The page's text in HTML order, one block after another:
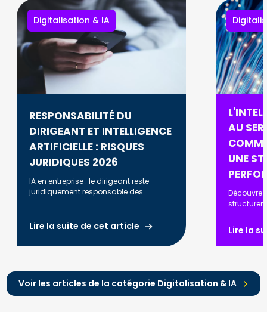
Digitalisation & IA
RESPONSABILITÉ DU
DIRIGEANT ET INTELLIGENCE
ARTIFICIELLE : RISQUES
JURIDIQUES 2026
IA en entreprise : le dirigeant reste
juridiquement responsable des
savoir en 2026.
Lire la suite de cet article
AU
UNE
structurer
optimiser
renforcer
Lire la
Voir les articles de la catégorie Digitalisation & IA